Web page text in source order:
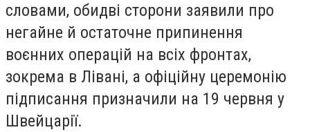
словами, обидві сторони заявили про
негайне й остаточне припинення
воєнних операцій на всіх фронтах,
зокрема в Лівані, а офіційну церемонію
підписання призначили на 19 червня у
Швейцарії.